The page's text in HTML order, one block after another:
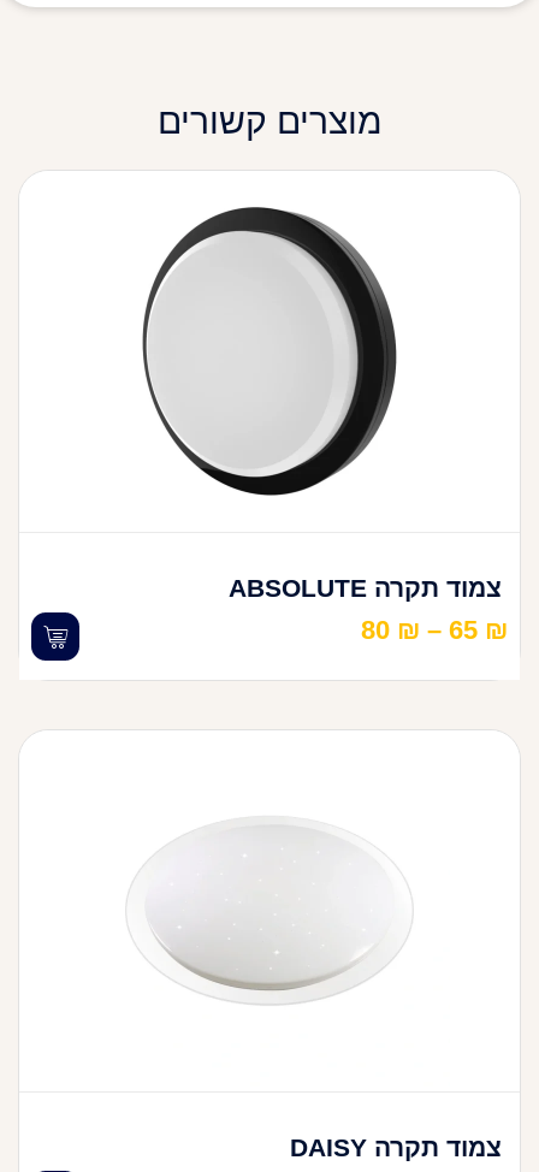
מוצרים קשורים
צמוד תקרה ABSOLUTE
65 ₪
–
80 ₪
צמוד תקרה DAISY